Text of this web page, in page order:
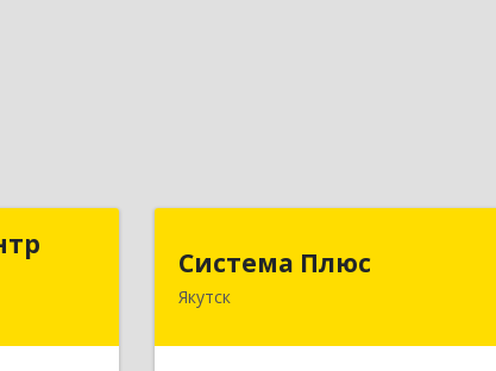
Система Плюс
Якутск
677000, Саха /Якутия/ Респ,